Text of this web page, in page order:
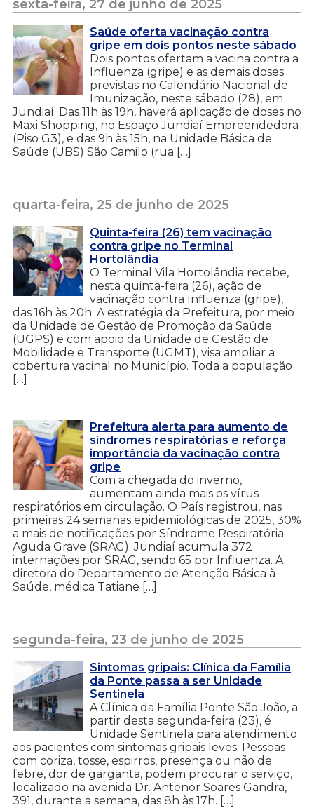
sexta-feira, 27 de junho de 2025
Saúde oferta vacinação contra
gripe em dois pontos neste sábado
Dois pontos ofertam a vacina contra a
Influenza (gripe) e as demais doses
previstas no Calendário Nacional de
Imunização, neste sábado (28), em
Jundiaí. Das 11h às 19h, haverá aplicação de doses no
Maxi Shopping, no Espaço Jundiaí Empreendedora
(Piso G3), e das 9h às 15h, na Unidade Básica de
Saúde (UBS) São Camilo (rua […]
quarta-feira, 25 de junho de 2025
Quinta-feira (26) tem vacinação
contra gripe no Terminal
Hortolândia
O Terminal Vila Hortolândia recebe,
nesta quinta-feira (26), ação de
vacinação contra Influenza (gripe),
das 16h às 20h. A estratégia da Prefeitura, por meio
da Unidade de Gestão de Promoção da Saúde
(UGPS) e com apoio da Unidade de Gestão de
Mobilidade e Transporte (UGMT), visa ampliar a
cobertura vacinal no Município. Toda a população
[…]
Prefeitura alerta para aumento de
síndromes respiratórias e reforça
importância da vacinação contra
gripe
Com a chegada do inverno,
aumentam ainda mais os vírus
respiratórios em circulação. O País registrou, nas
primeiras 24 semanas epidemiológicas de 2025, 30%
a mais de notificações por Síndrome Respiratória
Aguda Grave (SRAG). Jundiaí acumula 372
internações por SRAG, sendo 65 por Influenza. A
diretora do Departamento de Atenção Básica à
Saúde, médica Tatiane […]
segunda-feira, 23 de junho de 2025
Sintomas gripais: Clínica da Família
da Ponte passa a ser Unidade
Sentinela
A Clínica da Família Ponte São João, a
partir desta segunda-feira (23), é
Unidade Sentinela para atendimento
aos pacientes com sintomas gripais leves. Pessoas
com coriza, tosse, espirros, presença ou não de
febre, dor de garganta, podem procurar o serviço,
localizado na avenida Dr. Antenor Soares Gandra,
391, durante a semana, das 8h às 17h. […]